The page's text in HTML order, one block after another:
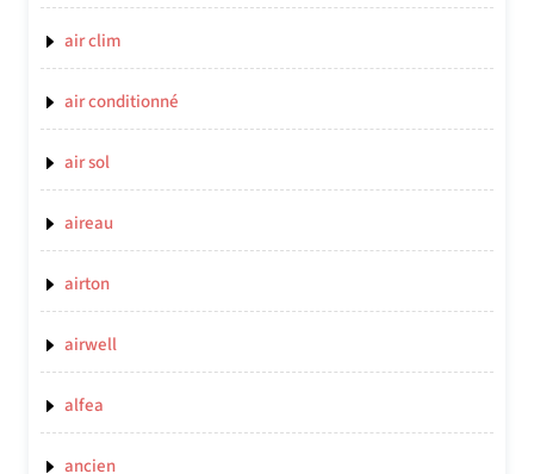
air clim
air conditionné
air sol
aireau
airton
airwell
alfea
ancien